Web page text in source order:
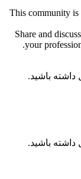
This community is
Share and
your
داشته باشید.
داشته باشید.